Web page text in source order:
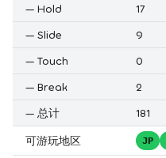
— Hold
17
— Slide
9
— Touch
0
— Break
2
— 总计 181
可游玩地区 JP